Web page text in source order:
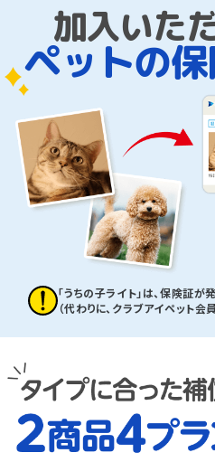
加入いた
ペットの
「うちの子ライト」は、保険証
（代わりに、クラブアイペット会